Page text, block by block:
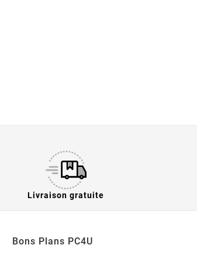
Livraison gratuite
Bons Plans PC4U